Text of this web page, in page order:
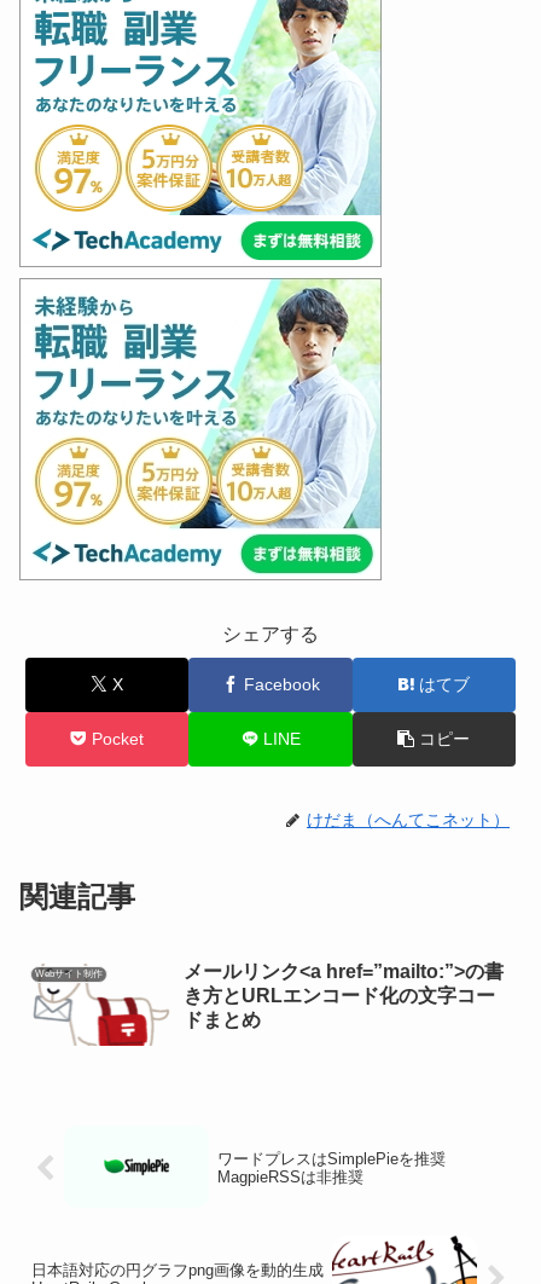
シェアする
X Facebook はてブ
Pocket LINE コピー
けだま（へんてこネット）
関連記事
Webサイト制作
メールリンク<a href=”mailto:”>の書
き方とURLエンコード化の文字コー
ドまとめ
ワードプレスはSimplePieを推奨
MagpieRSSは非推奨
日本語対応の円グラフpng画像を動的生成